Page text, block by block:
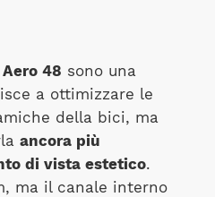
48 sono una
a ottimizzare le
della bici, ma
ancora più
di vista estetico.
ma il canale interno